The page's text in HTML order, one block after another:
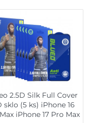
2.5D Silk Full Cover
sklo (5 ks) iPhone 16
iPhone 17 Pro Max